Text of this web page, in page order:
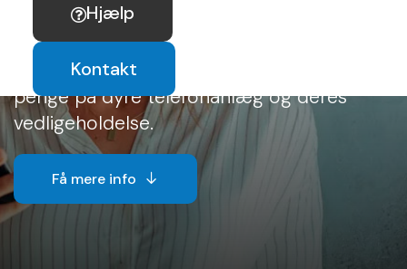
Hjælp
Kontakt
Med telefoni fra TDH Net bliver det
nemmere for din virksomhed at
kommunikere – og du slipper for at bruge
penge på dyre telefonanlæg og deres
vedligeholdelse.
Få mere info